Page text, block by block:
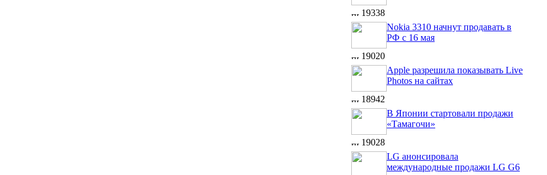
19338
Nokia 3310 начнут продавать в
РФ с 16 мая
19020
Apple разрешила показывать Live
Photos на сайтах
18942
В Японии стартовали продажи
«Тамагочи»
19028
LG анонсировала
международные продажи LG G6